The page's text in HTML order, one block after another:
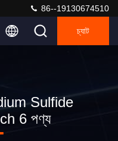
86--19130674510
চ্যাট
Sulfide
6 পণ্য